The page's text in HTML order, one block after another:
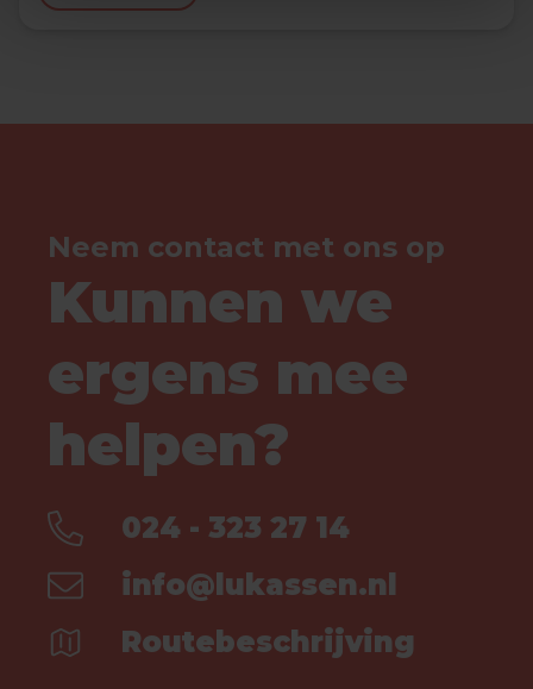
Neem contact met ons op
Kunnen we
ergens mee
helpen?
024 - 323 27 14
info@lukassen.nl
Routebeschrijving